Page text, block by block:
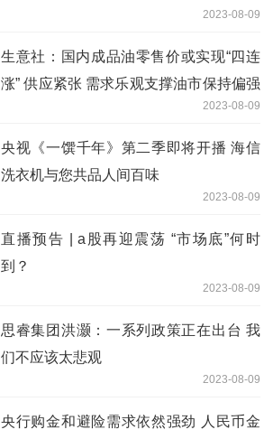
2023-08-09
生意社：国内成品油零售价或实现“四连
涨” 供应紧张 需求乐观支撑油市保持偏强
2023-08-09
央视《一馔千年》第二季即将开播 海信
洗衣机与您共品人间百味
2023-08-09
直播预告 | a股再迎震荡 “市场底”何时
到？
2023-08-09
思睿集团洪灏：一系列政策正在出台 我
们不应该太悲观
2023-08-09
央行购金和避险需求依然强劲 人民币金